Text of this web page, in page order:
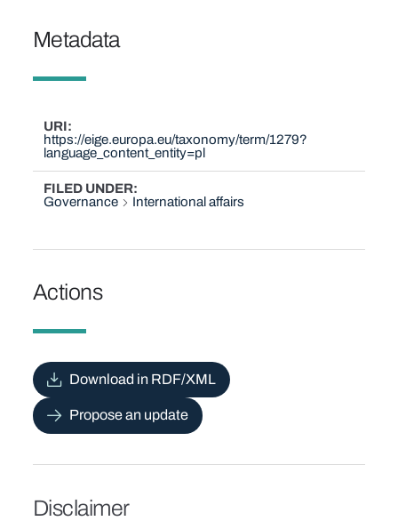
Metadata
URI
https://eige.europa.eu/taxonomy/term/1279?
language_content_entity=pl
FILED UNDER
Governance
International affairs
Actions
Download in RDF/XML
Propose an update
Disclaimer